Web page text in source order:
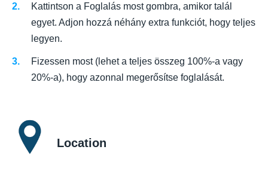
Kattintson a Foglalás most gombra, amikor talál
egyet. Adjon hozzá néhány extra funkciót, hogy teljes
legyen.
Fizessen most (lehet a teljes összeg 100%-a vagy
20%-a), hogy azonnal megerősítse foglalását.
Location